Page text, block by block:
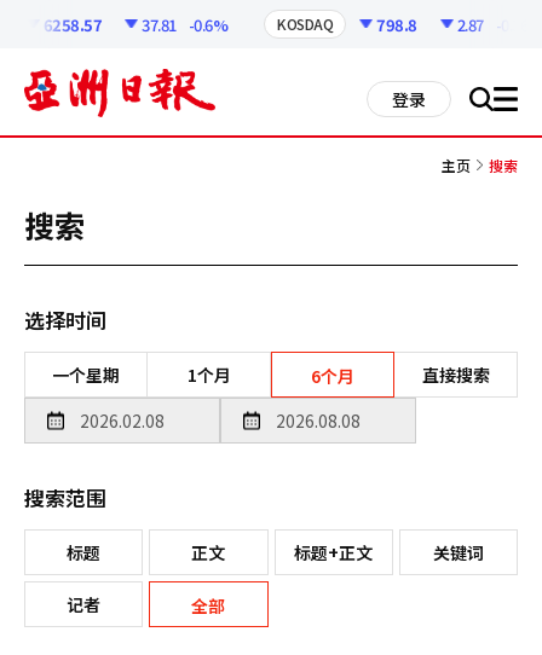
6258.57 37.81 -0.6% KOSDAQ 798.8 2.87 -0.36%
登录 搜 all
主页 搜索
搜索
选择时间
一个星期 1个月 6个月 直接搜索
搜索范围
标题 正文 标题+正文 关键词
记者 全部